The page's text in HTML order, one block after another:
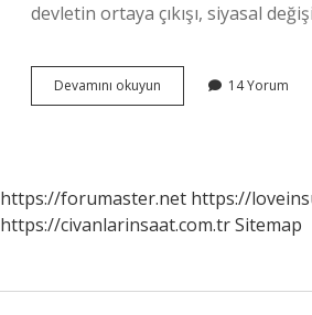
devletin ortaya çıkışı, siyasal
Devamını okuyun Siyasetin
Temel
14 Yorum
https://forumaster.net https://
https://civanlarinsaat.com.trSitemap